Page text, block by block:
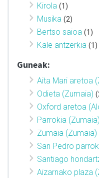
Kirola (1)
Musika (2)
Bertso saioa (1)
Kale antzerkia (1)
Guneak:
Aita Mari aretoa
Odieta (Zumaia)
Oxford aretoa
Parrokia (Zumaia)
Zumaia (Zumaia)
San Pedro
Santiago
Aizarnako plaza